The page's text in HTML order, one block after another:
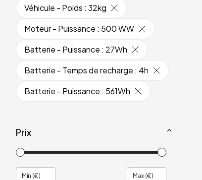
Véhicule - Poids : 32kg
Moteur - Puissance : 500 WW
Batterie - Puissance : 27Wh
Batterie - Temps de recharge : 4h
Batterie - Puissance : 561Wh
Prix
Min (€) Max (€)